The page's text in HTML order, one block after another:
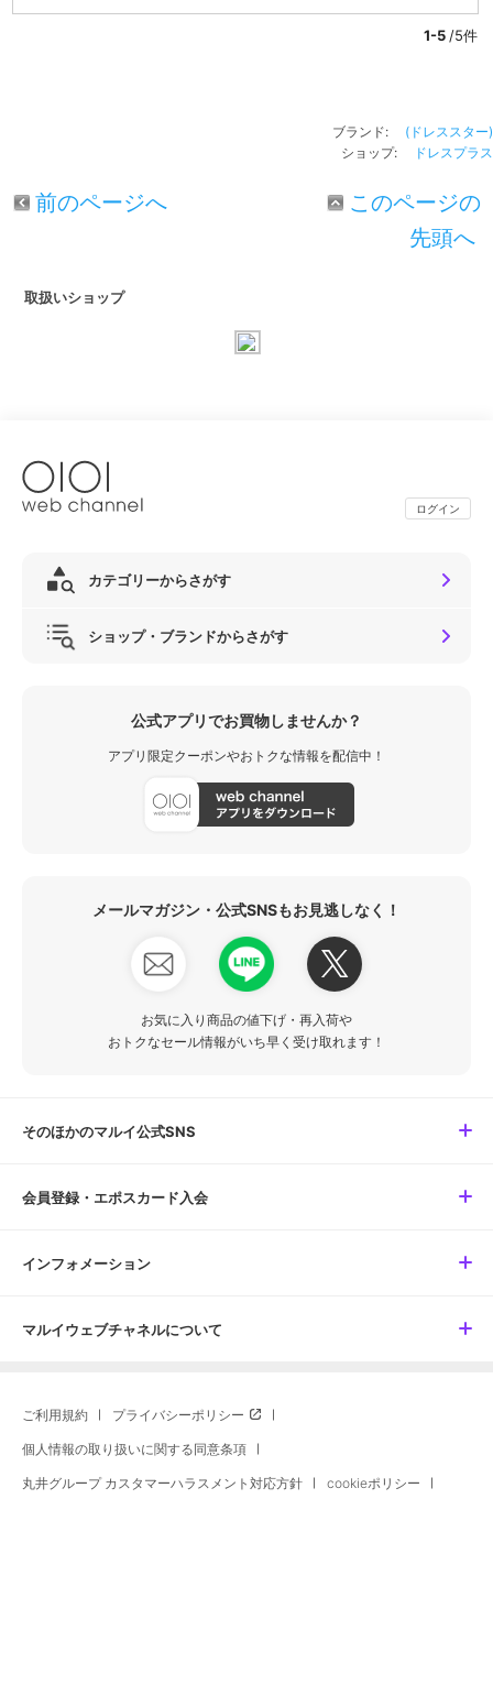
1-5 /5件
ブランド: (ドレススター)
ショップ:
ドレスプラス
前のページへ
このページの
先頭へ
取扱いショップ
ログイン
カテゴリーからさがす
ショップ・ブランドからさがす
公式アプリでお買物しませんか？
アプリ限定クーポンやおトクな情報を配信中！
メールマガジン・公式SNSもお見逃しなく！
お気に入り商品の値下げ・再入荷や
おトクなセール情報がいち早く受け取れます！
そのほかのマルイ公式SNS
会員登録・エポスカード入会
インフォメーション
マルイウェブチャネルについて
ご利用規約 プライバシーポリシー
個人情報の取り扱いに関する同意条項
丸井グループ カスタマーハラスメント対応方針 cookieポリシー